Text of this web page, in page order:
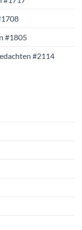
#1805
#2114